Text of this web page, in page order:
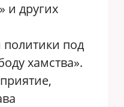
» и других
политики под
хамства».